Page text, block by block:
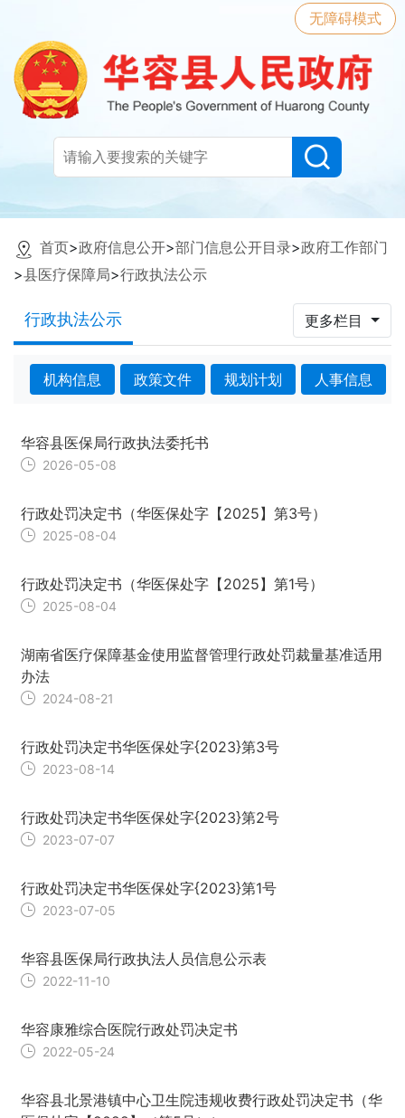
无障碍模式
首页>政府信息公开>部门信息公开目录>政府工作部门
>县医疗保障局>行政执法公示
行政执法公示 更多栏目
机构信息 政策文件 规划计划 人事信息
华容县医保局行政执法委托书
2026-05-08
行政处罚决定书（华医保处字【2025】第3号）
2025-08-04
行政处罚决定书（华医保处字【2025】第1号）
2025-08-04
湖南省医疗保障基金使用监督管理行政处罚裁量基准适用
办法
2024-08-21
行政处罚决定书华医保处字{2023}第3号
2023-08-14
行政处罚决定书华医保处字{2023}第2号
2023-07-07
行政处罚决定书华医保处字{2023}第1号
2023-07-05
华容县医保局行政执法人员信息公示表
2022-11-10
华容康雅综合医院行政处罚决定书
2022-05-24
华容县北景港镇中心卫生院违规收费行政处罚决定书（华